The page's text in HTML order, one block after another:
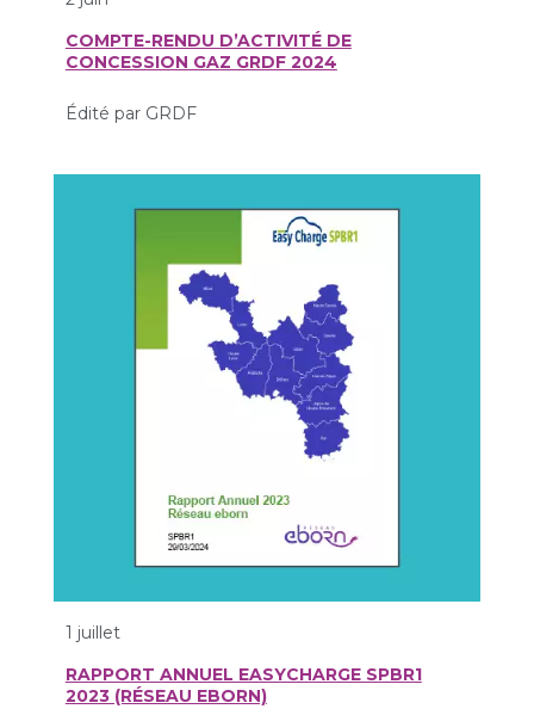
COMPTE-RENDU D’ACTIVITÉ DE
CONCESSION GAZ GRDF 2024
Édité par GRDF
1 juillet
RAPPORT ANNUEL EASYCHARGE SPBR1
2023 (RÉSEAU EBORN)